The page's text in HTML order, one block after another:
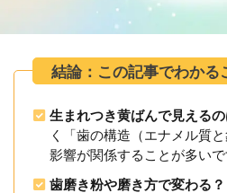
生まれつき黄ばんで見えるの
く「歯の構造（エナメル質
影響が関係することが多いで
歯磨き粉や磨き方で変わる？